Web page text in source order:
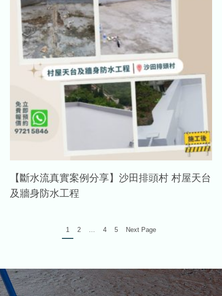
【斷水流真實案例分享】沙田排頭村 村屋天台
及牆身防水工程
1 2 … 4 5 Next Page